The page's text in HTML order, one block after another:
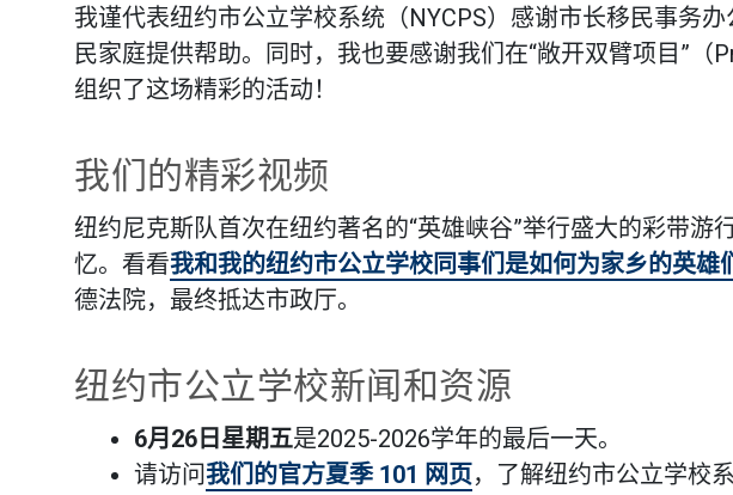
我谨代表纽约市公立学校系统（NYCPS）感谢市长移民事务
民家庭提供帮助。同时，我也要感谢我们在“敞开双臂项目”（
组织了这场精彩的活动！
我们的精彩视频
纽约尼克斯队首次在纽约著名的“英雄峡谷”举行盛大的彩带游
忆。看看我和我的纽约市公立学校同事们是如何为家乡的英雄
德法院，最终抵达市政厅。
纽约市公立学校新闻和资源
6月26日星期五是2025-2026学年的最后一天。
请访问我们的官方夏季 101 网页，了解纽约市公立学校